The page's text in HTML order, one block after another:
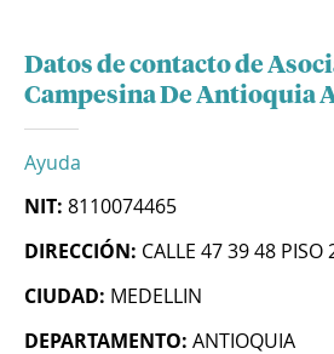
Datos de contacto de
Campesina De Antioquia
Ayuda
NIT: 8110074465
DIRECCIÓN: CALLE 47 39 48 PISO
CIUDAD: MEDELLIN
DEPARTAMENTO: ANTIOQUIA